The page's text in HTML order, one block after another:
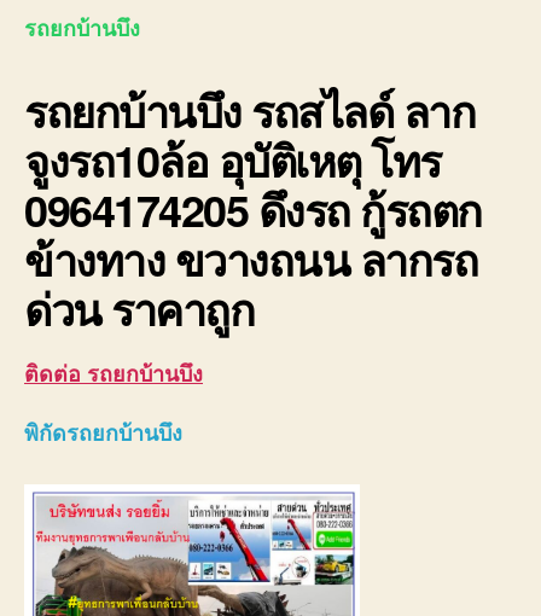
รถยกบ้านบึง
รถยกบ้านบึงรถสไลด์ ลาก
จูงรถ10ล้อ อุบัติเหตุ โทร
0964174205 ดึงรถ กู้รถตก
ข้างทาง ขวางถนน ลากรถ
ด่วน ราคาถูก
ติดต่อ รถยกบ้านบึง
พิกัดรถยกบ้านบึง